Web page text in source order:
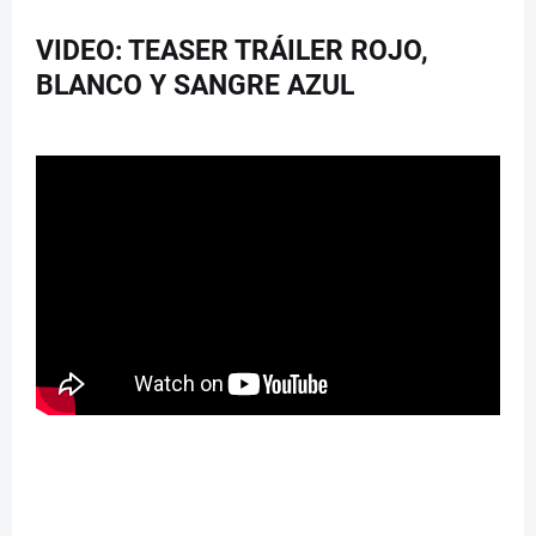
VIDEO: TEASER TRÁILER ROJO,
BLANCO Y SANGRE AZUL